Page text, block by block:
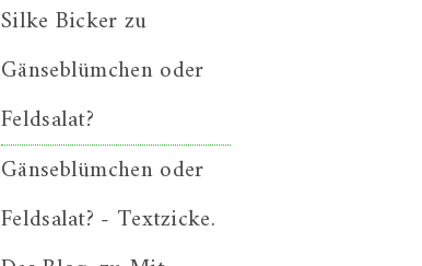
Silke Bickerzu
Gänseblümchen oder
Feldsalat?
Gänseblümchen oder
Feldsalat? - Textzicke.